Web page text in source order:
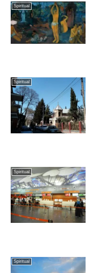
Spiritual
Spiritual
Spiritual
Spiritual